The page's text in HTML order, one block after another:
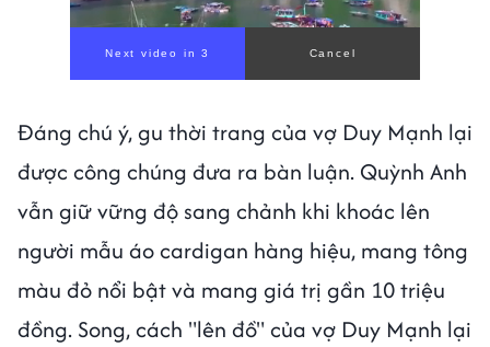
Next video in 1 Cancel
Đáng chú ý, gu thời trang của vợ Duy Mạnh lại
được công chúng đưa ra bàn luận. Quỳnh Anh
vẫn giữ vững độ sang chảnh khi khoác lên
người mẫu áo cardigan hàng hiệu, mang tông
màu đỏ nổi bật và mang giá trị gần 10 triệu
đồng. Song, cách "lên đồ" của vợ Duy Mạnh lại